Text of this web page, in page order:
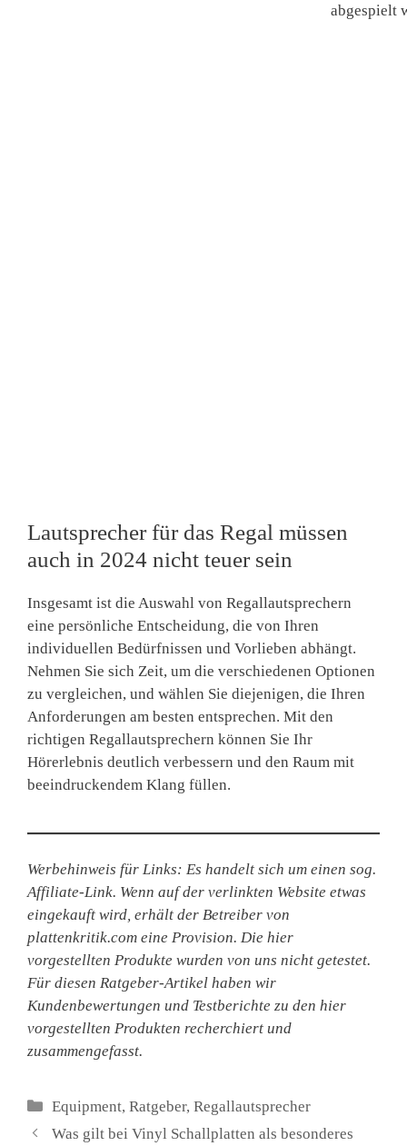
abgespielt
Lautsprecher für das Regal müssen
auch in 2024 nicht teuer sein
Insgesamt ist die Auswahl von Regallautsprechern
eine persönliche Entscheidung, die von Ihren
individuellen Bedürfnissen und Vorlieben abhängt.
Nehmen Sie sich Zeit, um die verschiedenen Optionen
zu vergleichen, und wählen Sie diejenigen, die Ihren
Anforderungen am besten entsprechen. Mit den
richtigen Regallautsprechern können Sie Ihr
Hörerlebnis deutlich verbessern und den Raum mit
beeindruckendem Klang füllen.
Werbehinweis für Links: Es handelt sich um einen sog.
Affiliate-Link. Wenn auf der verlinkten Website etwas
eingekauft wird, erhält der Betreiber von
plattenkritik.com eine Provision. Die hier
vorgestellten Produkte wurden von uns nicht getestet.
Für diesen Ratgeber-Artikel haben wir
Kundenbewertungen und Testberichte zu den hier
vorgestellten Produkten recherchiert und
zusammengefasst.
Kategorien
Equipment,Ratgeber,Regallautsprecher
Was gilt bei Vinyl Schallplatten als besonderes